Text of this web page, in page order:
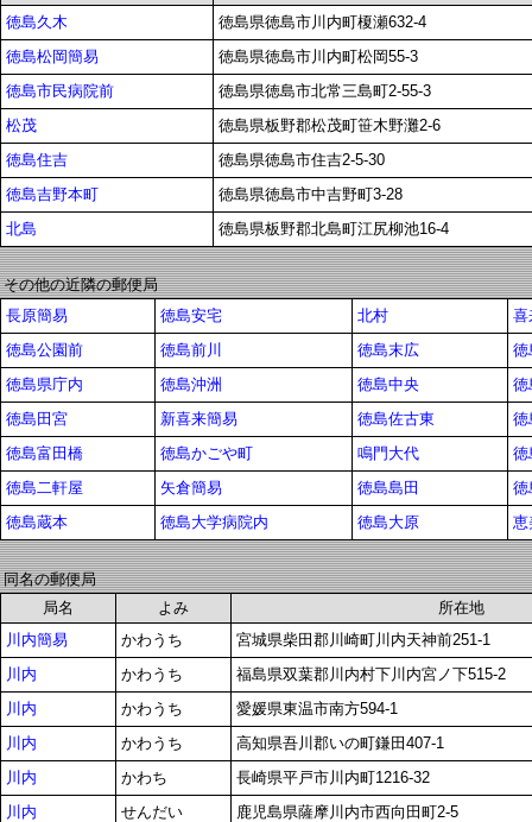
徳島久木
徳島県徳島市川内町榎瀬632-4
徳島松岡簡易
徳島県徳島市川内町松岡55-3
徳島市民病院前
徳島県徳島市北常三島町2-55-3
松茂
徳島県板野郡松茂町笹木野灘2-6
徳島住吉
徳島県徳島市住吉2-5-30
徳島吉野本町
徳島県徳島市中吉野町3-28
北島
徳島県板野郡北島町江尻柳池16-4
その他の近隣の郵便局
長原簡易
徳島安宅 北村
喜
徳島公園前
徳島前川 徳島末広
徳
徳島県庁内
徳島沖洲 徳島中央
徳
徳島田宮
新喜来簡易 徳島佐古東
徳
徳島富田橋
徳島かごや町 鳴門大代
徳
徳島二軒屋
矢倉簡易 徳島島田
徳
徳島蔵本
徳島大学病院内 徳島大原 恵
同名の郵便局
局名
よみ
所在地
川内簡易
かわうち
宮城県柴田郡川崎町川内天神前251-1
川内
かわうち
福島県双葉郡川内村下川内宮ノ下515-2
川内
かわうち
愛媛県東温市南方594-1
川内
かわうち
高知県吾川郡いの町鎌田407-1
川内
かわち
長崎県平戸市川内町1216-32
川内
せんだい 鹿児島県薩摩川内市西向田町2-5